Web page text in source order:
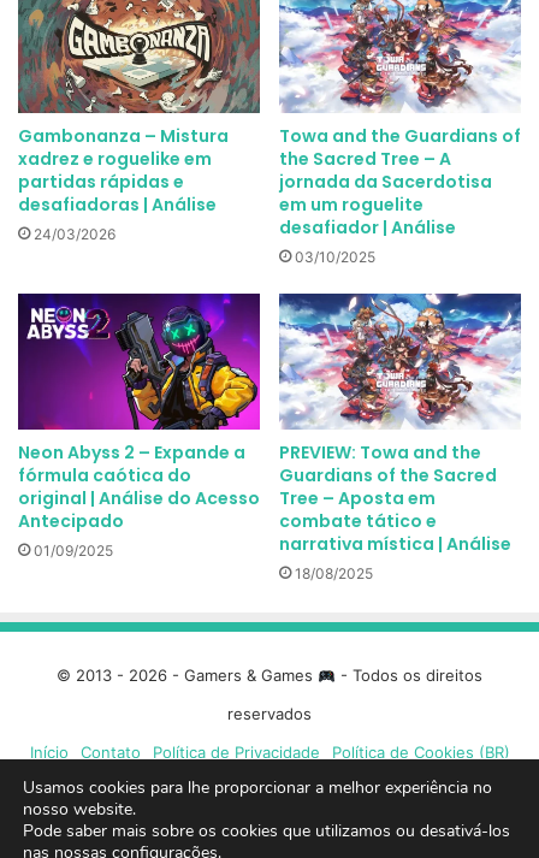
Gambonanza – Mistura
xadrez e roguelike em
partidas rápidas e
desafiadoras | Análise
24/03/2026
Towa and the Guardians of
the Sacred Tree – A
jornada da Sacerdotisa
em um roguelite
desafiador | Análise
03/10/2025
Neon Abyss 2 – Expande a
fórmula caótica do
original | Análise do Acesso
Antecipado
01/09/2025
PREVIEW: Towa and the
Guardians of the Sacred
Tree – Aposta em
combate tático e
narrativa mística | Análise
18/08/2025
© 2013 - 2026 - Gamers & Games
- Todos os direitos
reservados
Início
Contato Política de Privacidade Política de Cookies (BR)
Facebook
X
Usamos cookies para lhe proporcionar a melhor experiência no
nosso website.
Pode saber mais sobre os cookies que utilizamos ou desativá-los
nas nossas configurações.